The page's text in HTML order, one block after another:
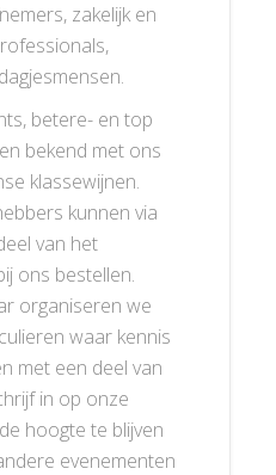
zakelijk en
betere- en top
bekend met ons
klassewijnen.
kunnen via
van het
ons bestellen.
organiseren we
waar kennis
met een deel van
in op onze
hoogte te blijven
evenementen